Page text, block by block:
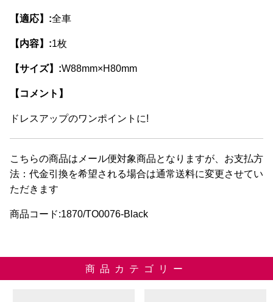
【適応】:全車
【内容】:1枚
【サイズ】:W88mm×H80mm
【コメント】
ドレスアップのワンポイントに!
こちらの商品はメール便対象商品となりますが、お支払方
法：代金引換を希望される場合は通常送料に変更させてい
ただきます
商品コード:1870/TO0076-Black
商品カテゴリー